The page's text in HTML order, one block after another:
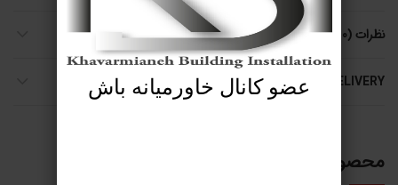
نظرات (0)
SHIPPING & DELIVERY
محصولات مرتبط
عضو کانال خاورمیانه باش